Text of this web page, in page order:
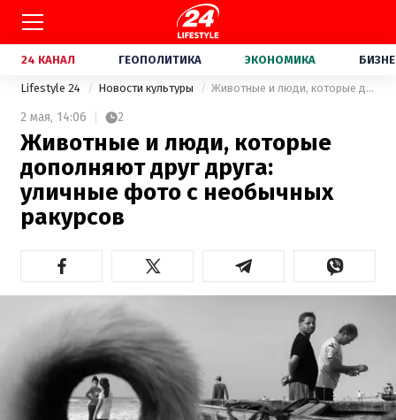
24 КАНАЛ ГЕОПОЛИТИКА ЭКОНОМИКА
Lifestyle 24 Новости культуры Животные и люди, которые дополняют друг друга: уличные фото с необычных ракурсов
2 мая, 14:06 2
Животные и люди, которые
дополняют друг друга:
уличные фото с необычных
ракурсов